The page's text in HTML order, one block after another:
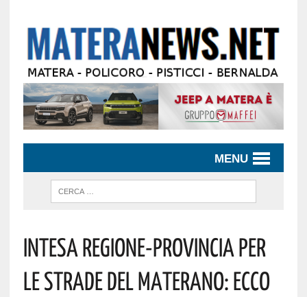
MENU
Intesa Regione-Provincia Per
Le Strade Del Materano: Ecco